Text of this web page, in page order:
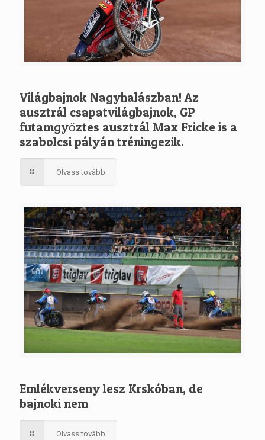
Világbajnok Nagyhalászban! Az
ausztrál csapatvilágbajnok, GP
futamgyőztes ausztrál Max Fricke is a
szabolcsi pályán tréningezik.
Olvass tovább
Emlékverseny lesz Krskóban, de
bajnoki nem
Olvass tovább